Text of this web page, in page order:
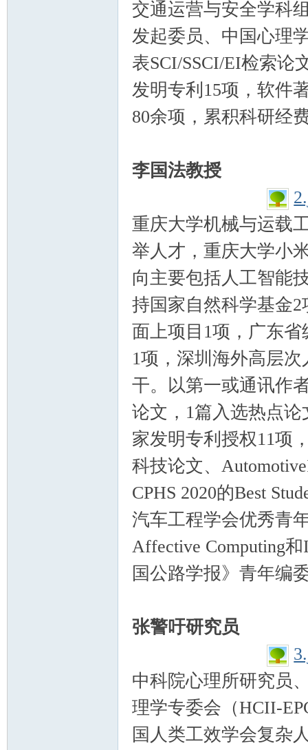
交通运营与安全学科
发起委员、中国心理
表SCI/SSCI/EI检索论
发明专利15项，软件
80余项，累积科研经
李国法教授
重庆大学机械与运载
举人才，重庆大学小
向主要包括人工智能
持国家自然科学基金
面上项目1项，广东
1项，深圳海外高层
干。以第一或通讯作
论文，1篇入选热点
家发明专利授权11项
科技论文、
CPHS 2020的Best
汽车工程学会优秀青
Affective Computing和
国公路学报》青年编
张警吁研究员
中科院心理所研究员
理学专委会（HCII-
国人类工效学会复杂